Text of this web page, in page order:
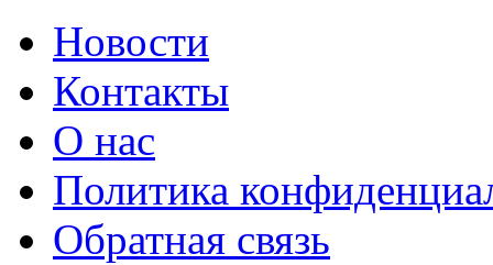
Новости
Контакты
О нас
Политика
Обратная связь